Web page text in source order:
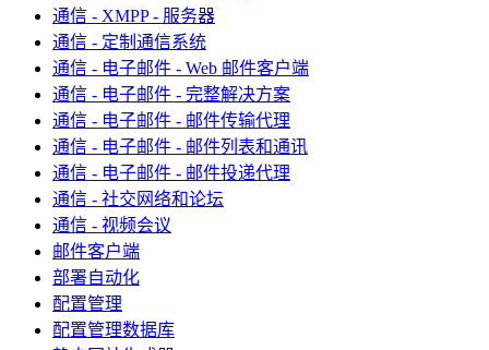
通信 - XMPP - 服务器
通信 - 定制通信系统
通信 - 电子邮件 - Web 邮件客户端
通信 - 电子邮件 - 完整解决方案
通信 - 电子邮件 - 邮件传输代理
通信 - 电子邮件 - 邮件列表和通讯
通信 - 电子邮件 - 邮件投递代理
通信 - 社交网络和论坛
通信 - 视频会议
邮件客户端
部署自动化
配置管理
配置管理数据库